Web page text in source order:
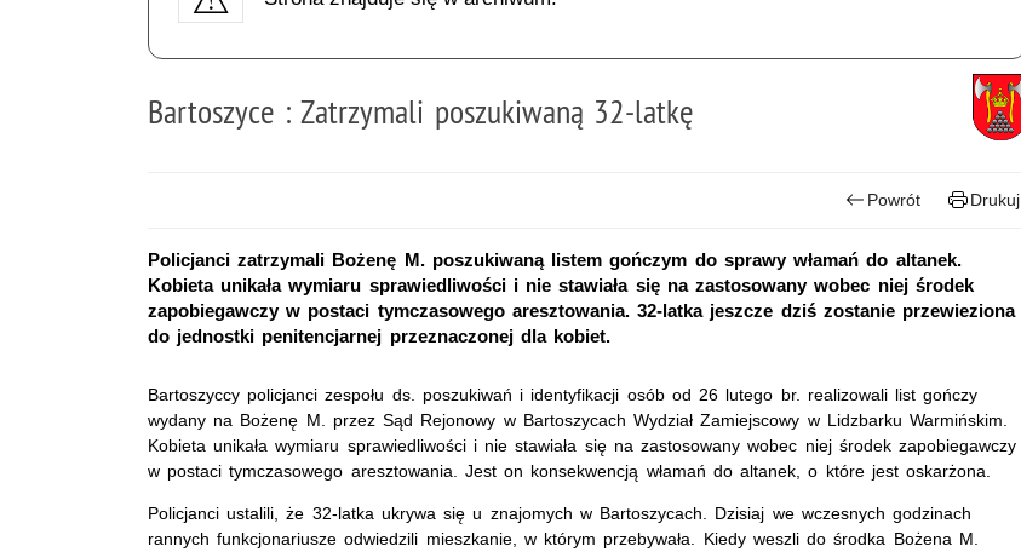
Bartoszyce : Zatrzymali poszukiwaną 32-latkę
Powrót Drukuj
Policjanci zatrzymali Bożenę M. poszukiwaną listem gończym do sprawy włamań do altanek.
Kobieta unikała wymiaru sprawiedliwości i nie stawiała się na zastosowany wobec niej środek
zapobiegawczy w postaci tymczasowego aresztowania. 32-latka jeszcze dziś zostanie przewieziona
do jednostki penitencjarnej przeznaczonej dla kobiet.
Bartoszyccy policjanci zespołu ds. poszukiwań i identyfikacji osób od 26 lutego br. realizowali list gończy
wydany na Bożenę M. przez Sąd Rejonowy w Bartoszycach Wydział Zamiejscowy w Lidzbarku Warmińskim.
Kobieta unikała wymiaru sprawiedliwości i nie stawiała się na zastosowany wobec niej środek zapobiegawczy
w postaci tymczasowego aresztowania. Jest on konsekwencją włamań do altanek, o które jest oskarżona.
Policjanci ustalili, że 32-latka ukrywa się u znajomych w Bartoszycach. Dzisiaj we wczesnych godzinach
rannych funkcjonariusze odwiedzili mieszkanie, w którym przebywała. Kiedy weszli do środka Bożena M.